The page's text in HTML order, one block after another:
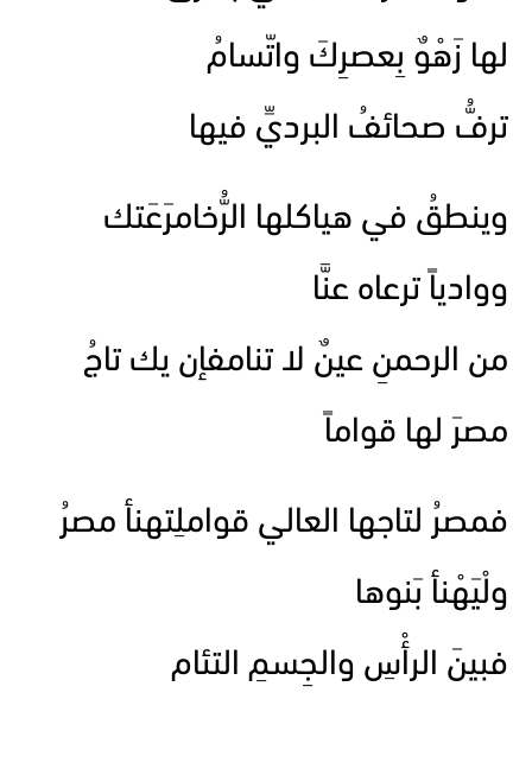
لها زَهْوٌ بِعصرِكَ واتّسامُ
ترفُّ صحائفُ البرديِّ فيها
وينطقُ في هياكلها الرُّخامرَعَتك
ووادياً ترعاه عنَّا
من الرحمنِ عينٌ لا تنامفإن يك تاجُ
مصرَ لها قواماً
فمصرُ لتاجها العالي قواملِتهنأ مصرُ
ولْيَهْنأ بَنوها
فبينَ الرأْسِ والجِسمِ التئام